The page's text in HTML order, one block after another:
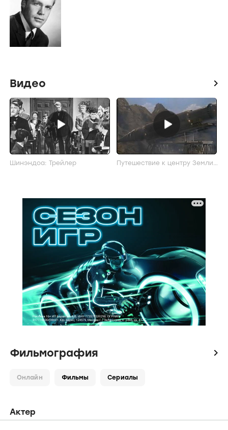
Видео icon
Шинэндоа: Трейлер
Путешествие к центру Земли :
Фильмография icon
Онлайн Фильмы Сериалы
Актер